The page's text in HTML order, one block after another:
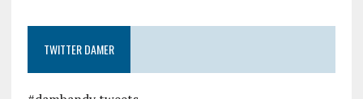
TWITTER DAMER